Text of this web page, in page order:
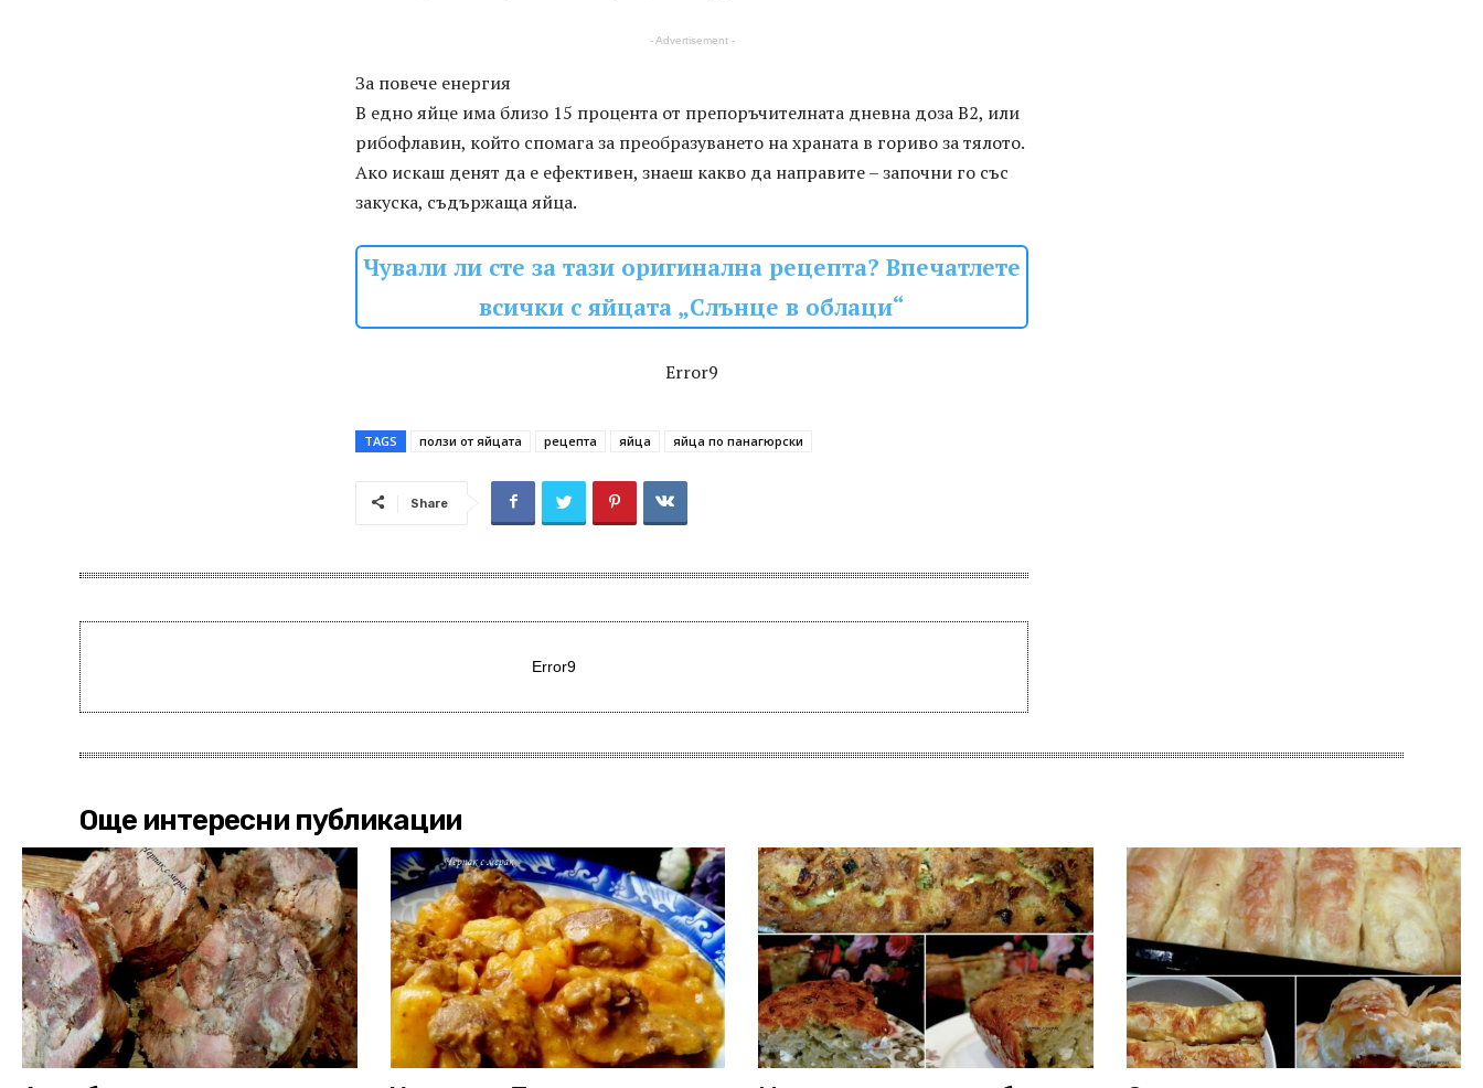
- Advertisement -
За повече енергия
В едно яйце има близо 15 процента от препоръчителната дневна доза В2, или
рибофлавин, който спомага за преобразуването на храната в гориво за тялото.
Ако искаш денят да е ефективен, знаеш какво да направите – започни го със
закуска, съдържаща яйца.
Чували ли сте за тази оригинална рецепта? Впечатлете
всички с яйцата „Слънце в облаци“
Error9
TAGS ползи от яйцата рецепта яйца яйца по панагюрски
Share
Error9
Още интересни публикации